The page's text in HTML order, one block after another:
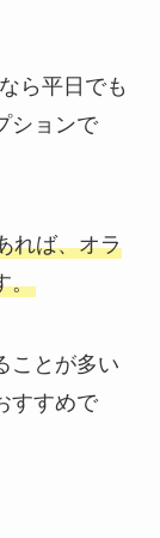
ら平日でも
ションで
れば、オラ
。
ことが多い
すすめで